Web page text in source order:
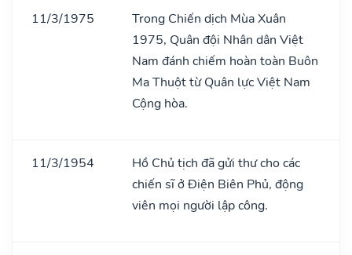
11/3/1975
Trong Chiến dịch Mùa Xuân
1975, Quân đội Nhân dân Việt
Nam đánh chiếm hoàn toàn Buôn
Ma Thuột từ Quân lực Việt Nam
Cộng hòa.
11/3/1954
Hồ Chủ tịch đã gửi thư cho các
chiến sĩ ở Điện Biên Phủ, động
viên mọi người lập công.